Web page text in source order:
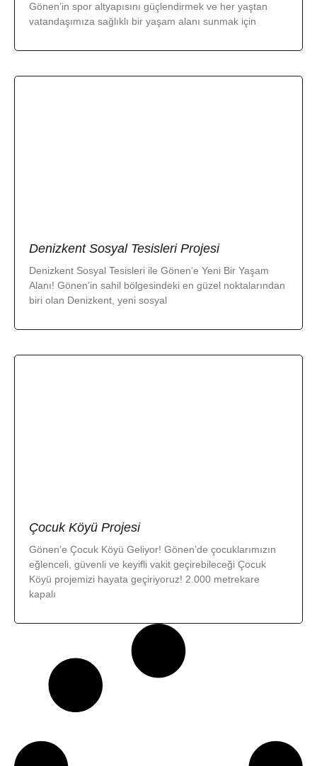
Gönen’in spor altyapısını güçlendirmek ve her yaştan
vatandaşımıza sağlıklı bir yaşam alanı sunmak için
Denizkent Sosyal Tesisleri Projesi
Denizkent Sosyal Tesisleri ile Gönen’e Yeni Bir Yaşam
Alanı! Gönen’in sahil bölgesindeki en güzel noktalarından
biri olan Denizkent, yeni sosyal
Çocuk Köyü Projesi
Gönen’e Çocuk Köyü Geliyor! Gönen’de çocuklarımızın
eğlenceli, güvenli ve keyifli vakit geçirebileceği Çocuk
Köyü projemizi hayata geçiriyoruz! 2.000 metrekare
kapalı